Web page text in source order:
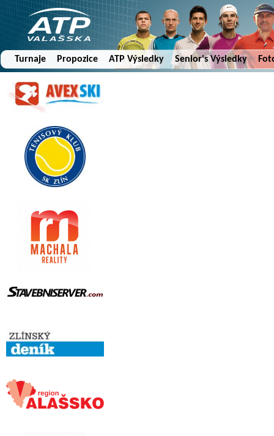
Turnaje Propozice ATP Výsledky Senior's Výsledky